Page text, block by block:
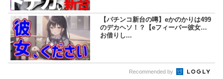
【パチンコ新台の噂】eかのかりは499
のデカヘソ！？【eフィーバー彼女、
お借りし...
Recommended by